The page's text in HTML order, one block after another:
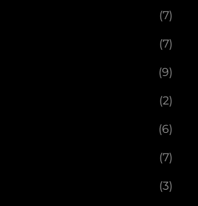
(7)
(7)
(9)
(2)
(6)
(7)
(3)